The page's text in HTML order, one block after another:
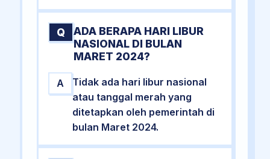
Q
ADA BERAPA HARI LIBUR
NASIONAL DI BULAN
MARET 2024?
A
Tidak ada hari libur nasional
atau tanggal merah yang
ditetapkan oleh pemerintah di
bulan Maret 2024.